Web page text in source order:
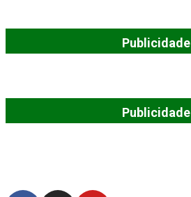
Publicidade
Publicidade